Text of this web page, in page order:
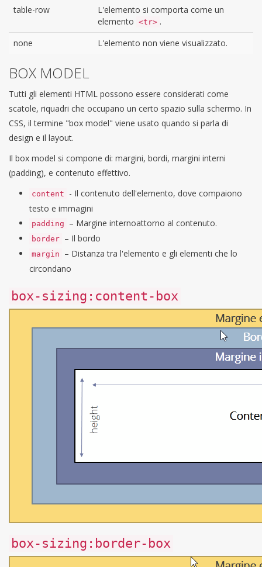
table-row
L'elemento si comporta come un
elemento <tr> .
none
L'elemento non viene visualizzato.
BOX MODEL
Tutti gli elementi HTML possono essere considerati come
scatole, riquadri che occupano un certo spazio sulla schermo. In
CSS, il termine "box model" viene usato quando si parla di
design e il layout.
Il box model si compone di: margini, bordi, margini interni
(padding), e contenuto effettivo.
content
- Il contenuto dell'elemento, dove compaiono
testo e immagini
padding – Margine internoattorno al contenuto.
border – Il bordo
margin
– Distanza tra l'elemento e gli elementi che lo
circondano
box-sizing:content-box
box-sizing:border-box